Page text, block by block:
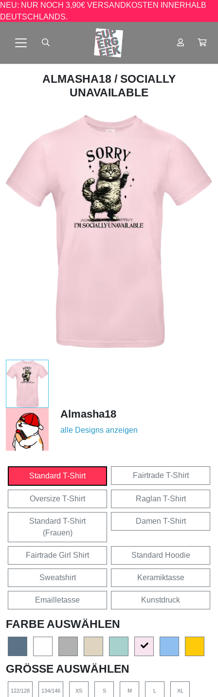
NEU: NUR NOCH 3,90€ VERSANDKOSTEN INNERHALB
DEUTSCHLANDS.
ALMASHA18 / SOCIALLY
UNAVAILABLE
Almasha18
alle Designs anzeigen
Standard T-Shirt Fairtrade T-Shirt
Oversize T-Shirt Raglan T-Shirt
Standard T-Shirt
(Frauen)
Damen T-Shirt
Fairtrade Girl Shirt Standard Hoodie
Sweatshirt Keramiktasse
Emailletasse Kunstdruck
FARBE AUSWÄHLEN
GRÖSSE AUSWÄHLEN
122/128 134/146 XS S M L XL